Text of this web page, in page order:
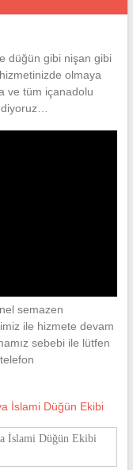
düğün gibi nişan gibi
olmaya
ve tüm içanadolu
semazen
ile hizmete devam
sebebi ile lütfen
İslami Düğün Ekibi
İslami Düğün Ekibi